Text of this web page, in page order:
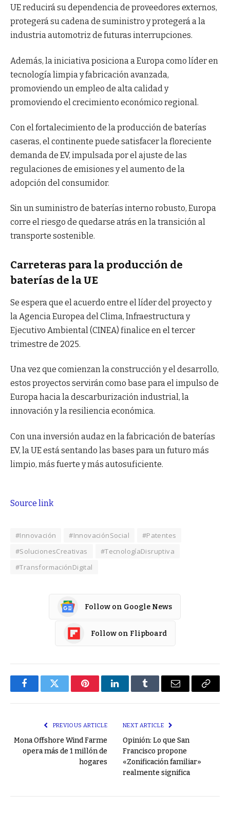
UE reducirá su dependencia de proveedores externos,
protegerá su cadena de suministro y protegerá a la
industria automotriz de futuras interrupciones.
Además, la iniciativa posiciona a Europa como líder en
tecnología limpia y fabricación avanzada,
promoviendo un empleo de alta calidad y
promoviendo el crecimiento económico regional.
Con el fortalecimiento de la producción de baterías
caseras, el continente puede satisfacer la floreciente
demanda de EV, impulsada por el ajuste de las
regulaciones de emisiones y el aumento de la
adopción del consumidor.
Sin un suministro de baterías interno robusto, Europa
corre el riesgo de quedarse atrás en la transición al
transporte sostenible.
Carreteras para la producción de
baterías de la UE
Se espera que el acuerdo entre el líder del proyecto y
la Agencia Europea del Clima, Infraestructura y
Ejecutivo Ambiental (CINEA) finalice en el tercer
trimestre de 2025.
Una vez que comienzan la construcción y el desarrollo,
estos proyectos servirán como base para el impulso de
Europa hacia la descarburización industrial, la
innovación y la resiliencia económica.
Con una inversión audaz en la fabricación de baterías
EV, la UE está sentando las bases para un futuro más
limpio, más fuerte y más autosuficiente.
Source link
#Innovación #InnovaciónSocial
#Patentes
#SolucionesCreativas
#TecnologíaDisruptiva
#TransformaciónDigital
Follow on Google News
Follow on Flipboard
FacebookTwitter PinterestLinkedInTumblr Email
Copy
PREVIOUS ARTICLE
Mona Offshore Wind Farme
opera más de 1 millón de
hogares
NEXT ARTICLE
Opinión: Lo que San
Francisco propone
«Zonificación familiar»
realmente significa